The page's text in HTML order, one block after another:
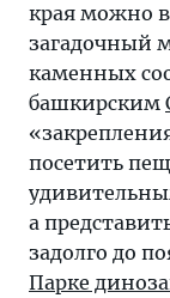
края можно
загадочный
каменных
башкирским
посетить
а
задолго до
Парке